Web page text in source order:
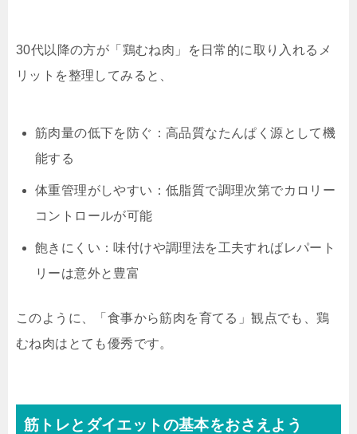
30代以降の方が「鶏むね肉」を日常的に取り入れるメ
リットを整理してみると、
筋肉量の低下を防ぐ：高品質なたんぱく源として機
能する
体重管理がしやすい：低脂質で調理次第でカロリー
コントロールが可能
飽きにくい：味付けや調理法を工夫すればレパート
リーは意外と豊富
このように、「食事から筋肉を育てる」観点でも、鶏
むね肉はとても優秀です。
筋トレとダイエットの基本をおさえよう